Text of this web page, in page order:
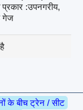
प्रकार :उपनगरीय,
गेज
के बीच ट्रेन / सीट